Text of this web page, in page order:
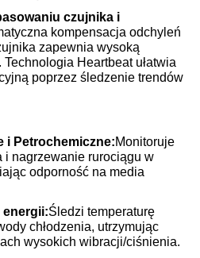
czujnika i
kompensacja odchyleń
zapewnia wysoką
Technologia Heartbeat ułatwia
poprzez śledzenie trendów
i Petrochemiczne:Monitoruje
i nagrzewanie rurociągu w
odporność na media
energii:Śledzi temperaturę
chłodzenia, utrzymując
wysokich wibracji/ciśnienia.